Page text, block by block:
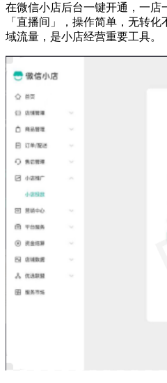
在微信小店后台一键开通，一店
「直播间」，操作简单，无转
域流量，是小店经营重要工具。